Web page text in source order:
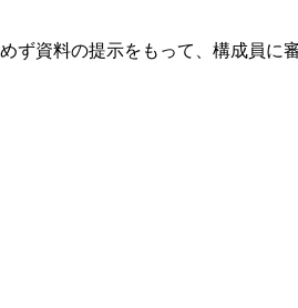
資料の提示をもって、構成員に